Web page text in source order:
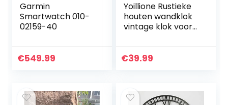
Garmin
Smartwatch 010-
02159-40
€549.99
Yoillione Rustieke
houten wandklok
vintage klok voor
keukenklokken
€39.99